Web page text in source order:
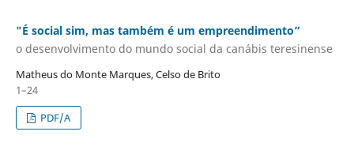
"É social sim, mas também é um empreendimento”
o desenvolvimento do mundo social da canábis teresinense
Matheus do Monte Marques, Celso de Brito
1–24
PDF/A